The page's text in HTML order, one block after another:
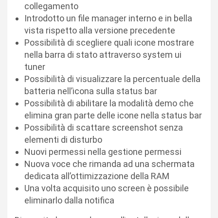
collegamento
Introdotto un file manager interno e in bella
vista rispetto alla versione precedente
Possibilità di scegliere quali icone mostrare
nella barra di stato attraverso system ui
tuner
Possibilità di visualizzare la percentuale della
batteria nell’icona sulla status bar
Possibilità di abilitare la modalità demo che
elimina gran parte delle icone nella status bar
Possibilità di scattare screenshot senza
elementi di disturbo
Nuovi permessi nella gestione permessi
Nuova voce che rimanda ad una schermata
dedicata all’ottimizzazione della RAM
Una volta acquisito uno screen è possibile
eliminarlo dalla notifica